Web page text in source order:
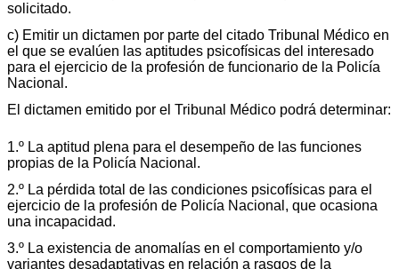
solicitado.
c) Emitir un dictamen por parte del citado Tribunal Médico en
el que se evalúen las aptitudes psicofísicas del interesado
para el ejercicio de la profesión de funcionario de la Policía
Nacional.
El dictamen emitido por el Tribunal Médico podrá determinar:
1.º La aptitud plena para el desempeño de las funciones
propias de la Policía Nacional.
2.º La pérdida total de las condiciones psicofísicas para el
ejercicio de la profesión de Policía Nacional, que ocasiona
una incapacidad.
3.º La existencia de anomalías en el comportamiento y/o
variantes desadaptativas en relación a rasgos de la